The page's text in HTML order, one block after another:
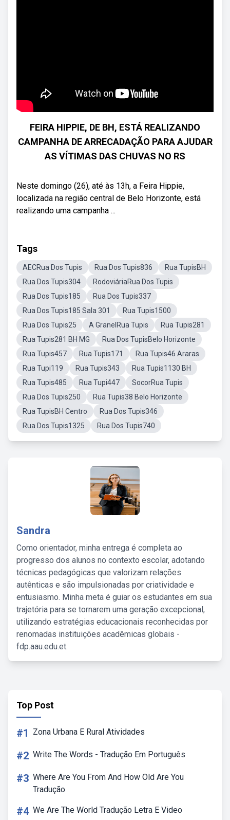
FEIRA HIPPIE, DE BH, ESTÁ REALIZANDO
CAMPANHA DE ARRECADAÇÃO PARA AJUDAR
AS VÍTIMAS DAS CHUVAS NO RS
Neste domingo (26), até às 13h, a Feira Hippie,
localizada na região central de Belo Horizonte, está
realizando uma campanha ...
Tags
AECRua Dos Tupis Rua Dos Tupis836
Rua TupisBH
Rua Dos Tupis304
RodoviáriaRua Dos Tupis
Rua Dos Tupis185
Rua Dos Tupis337
Rua Dos Tupis185 Sala 301
Rua Tupis1500
Rua Dos Tupis25
A GranelRua Tupis
Rua Tupis281
Rua Tupis281 BH MG
Rua Dos TupisBelo Horizonte
Rua Tupis457
Rua Tupis171
Rua Tupis46 Araras
Rua Tupi119
Rua Tupis343
Rua Tupis1130 BH
Rua Tupis485
Rua Tupi447
SocorRua Tupis
Rua Dos Tupis250
Rua Tupis38 Belo Horizonte
Rua TupisBH Centro
Rua Dos Tupis346
Rua Dos Tupis1325
Rua Dos Tupis740
Sandra
Como orientador, minha entrega é completa ao
progresso dos alunos no contexto escolar, adotando
técnicas pedagógicas que valorizam relações
autênticas e são impulsionadas por criatividade e
entusiasmo. Minha meta é guiar os estudantes em sua
trajetória para se tornarem uma geração excepcional,
utilizando estratégias educacionais reconhecidas por
renomadas instituições acadêmicas globais -
fdp.aau.edu.et.
Top Post
#1 Zona Urbana E Rural Atividades
#2 Write The Words - Tradução Em Português
#3 Where Are You From And How Old Are You
Tradução
#4 We Are The World Tradução Letra E Video